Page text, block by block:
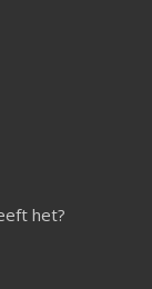
het?